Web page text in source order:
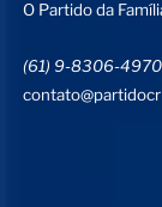
O Partido da
(61) 9-8306-4970